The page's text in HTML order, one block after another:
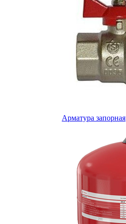
Арматура запорная